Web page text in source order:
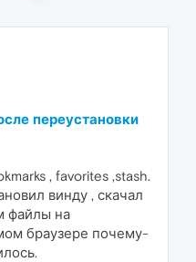
переустановки
, favorites ,stash.
винду , скачал
файлы на
браузере почему-